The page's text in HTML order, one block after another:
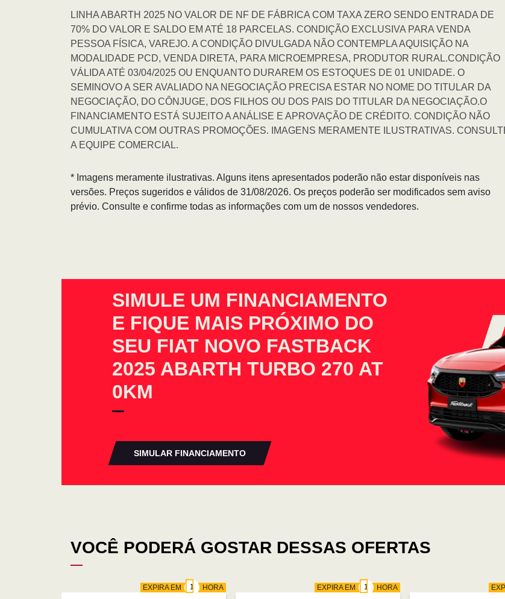
LINHA ABARTH 2025 NO VALOR DE NF DE FÁBRICA COM TAXA ZERO SENDO ENTRADA DE
70% DO VALOR E SALDO EM ATÉ 18 PARCELAS. CONDIÇÃO EXCLUSIVA PARA VENDA
PESSOA FÍSICA, VAREJO. A CONDIÇÃO DIVULGADA NÃO CONTEMPLA AQUISIÇÃO NA
MODALIDADE PCD, VENDA DIRETA, PARA MICROEMPRESA, PRODUTOR RURAL.CONDIÇÃO
VÁLIDA ATÉ 03/04/2025 OU ENQUANTO DURAREM OS ESTOQUES DE 01 UNIDADE. O
SEMINOVO A SER AVALIADO NA NEGOCIAÇÃO PRECISA ESTAR NO NOME DO TITULAR DA
NEGOCIAÇÃO, DO CÔNJUGE, DOS FILHOS OU DOS PAIS DO TITULAR DA NEGOCIAÇÃO.O
FINANCIAMENTO ESTÁ SUJEITO A ANÁLISE E APROVAÇÃO DE CRÉDITO. CONDIÇÃO NÃO
CUMULATIVA COM OUTRAS PROMOÇÕES. IMAGENS MERAMENTE ILUSTRATIVAS.
A EQUIPE COMERCIAL.
* Imagens meramente ilustrativas. Alguns itens apresentados poderão não estar disponíveis nas
versões. Preços sugeridos e válidos de 31/08/2026. Os preços poderão ser modificados sem aviso
prévio. Consulte e confirme todas as informações com um de nossos vendedores.
SIMULE UM FINANCIAMENTO
E FIQUE MAIS PRÓXIMO DO
SEU FIAT NOVO FASTBACK
2025 ABARTH TURBO 270 AT
0KM
SIMULAR FINANCIAMENTO
VOCÊ PODERÁ GOSTAR DESSAS OFERTAS
EXPIRA EM HORA EXPIRA EM HORA